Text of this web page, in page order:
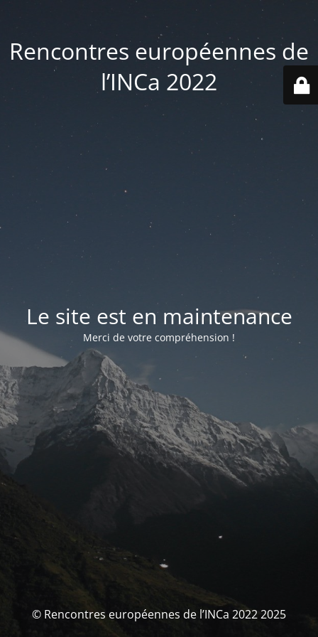
Rencontres européennes de
l’INCa 2022
Le site est en maintenance
Merci de votre compréhension !
© Rencontres européennes de l’INCa 2022 2025